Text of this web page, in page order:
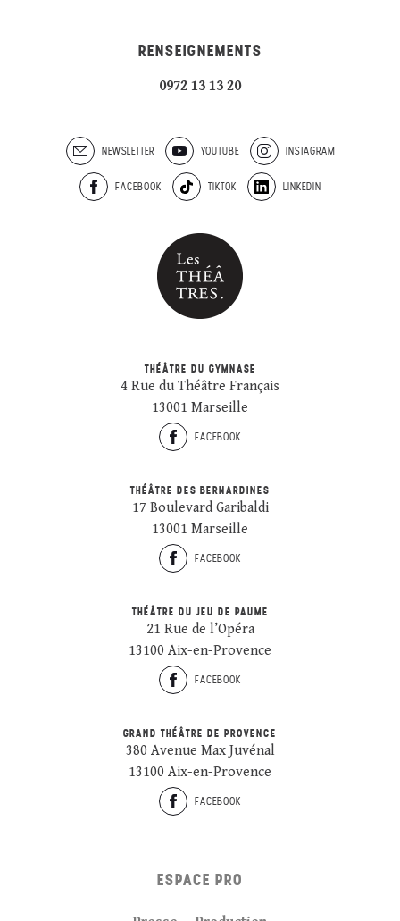
RENSEIGNEMENTS
0972 13 13 20
NEWSLETTER YOUTUBE INSTAGRAM
FACEBOOK TIKTOK LINKEDIN
THÉÂTRE DU GYMNASE
4 Rue du Théâtre Français
13001 Marseille
FACEBOOK
THÉÂTRE DES BERNARDINES
17 Boulevard Garibaldi
13001 Marseille
FACEBOOK
THÉÂTRE DU JEU DE PAUME
21 Rue de l’Opéra
13100 Aix-en-Provence
FACEBOOK
GRAND THÉÂTRE DE PROVENCE
380 Avenue Max Juvénal
13100 Aix-en-Provence
FACEBOOK
ESPACE PRO